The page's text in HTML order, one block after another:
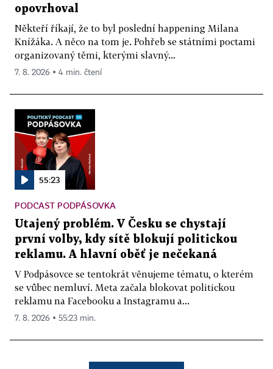
opovrhoval
Někteří říkají, že to byl poslední happening Milana
Knížáka. A něco na tom je. Pohřeb se státními poctami
organizovaný těmi, kterými slavný...
7. 8. 2026 ▪ 4 min. čtení
55:23
PODCAST PODPÁSOVKA
Utajený problém. V Česku se chystají
první volby, kdy sítě blokují politickou
reklamu. A hlavní oběť je nečekaná
V Podpásovce se tentokrát věnujeme tématu, o kterém
se vůbec nemluví. Meta začala blokovat politickou
reklamu na Facebooku a Instagramu a...
7. 8. 2026 ▪ 55:23 min.